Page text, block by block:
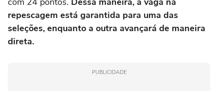
repescagem está garantida para uma das
seleções, enquanto a outra avançará de maneira
direta.
PUBLICIDADE